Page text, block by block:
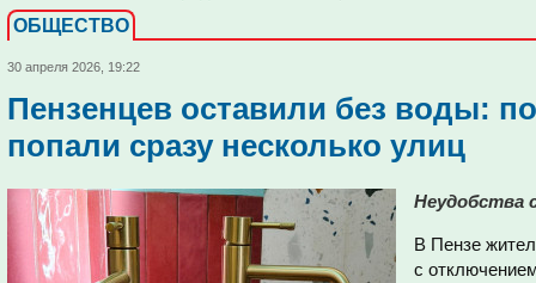
ОБЩЕСТВО
30 апреля 2026, 19:22
Пензенцев оставили без воды:
попали сразу несколько улиц
Неудобства
В Пензе
с